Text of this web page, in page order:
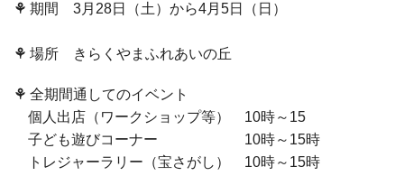
⚘ 期間 3月 28日（土）から4月 5日（日）
⚘ 場所 きらくやまふれあいの丘
⚘ 全期間通してのイベント
個人出店（ワークショップ等） 10時～ 15
子ども遊びコーナー 10時～ 15時
トレジャーラリー（宝さがし） 10時～ 15時